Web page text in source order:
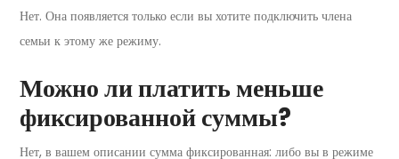
Нет. Она появляется только если вы хотите подключить члена
семьи к этому же режиму.
Можно ли платить меньше
фиксированной суммы?
Нет, в вашем описании сумма фиксированная: либо вы в режиме